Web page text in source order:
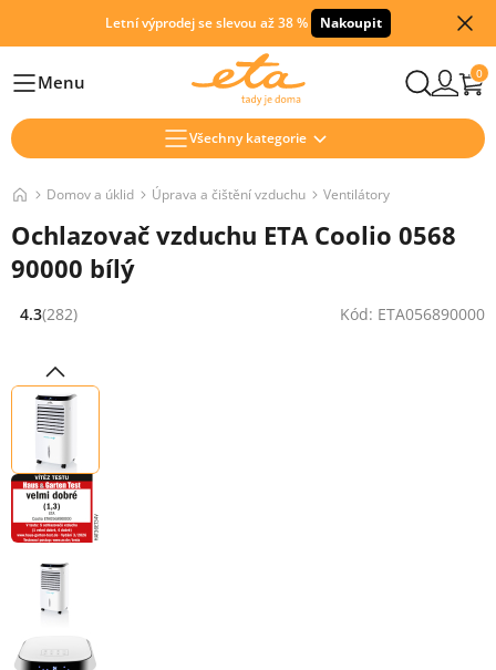
Letní výprodej se slevou až 38 % Nakoupit
HlavníMenu 0
Všechny kategorie
Domov a úklid Úprava a čištění vzduchu Ventilátory
Ochlazovač vzduchu ETA Coolio 0568
90000 bílý
Hodnocení: 4.3 z 5 (282 recenzí)
4.3(282) Kód: ETA056890000